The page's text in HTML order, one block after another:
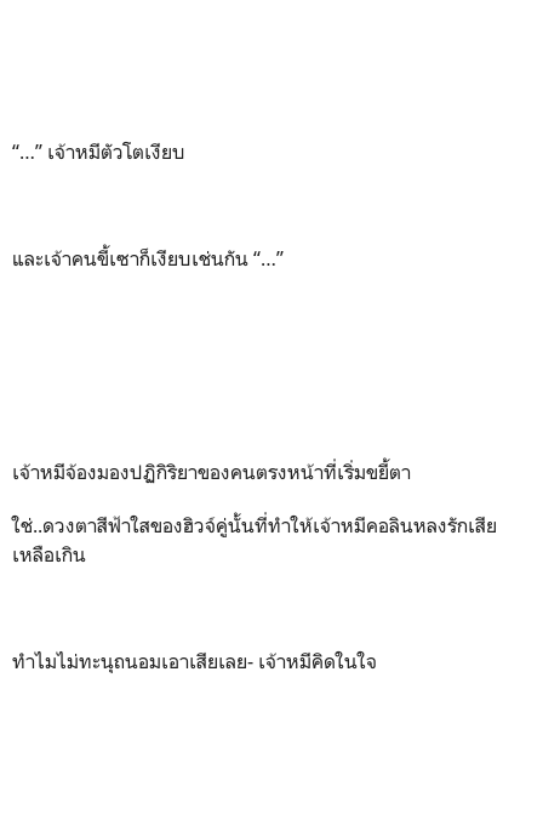
“…” เจ้าหมีตัวโตเงียบ
และเจ้าคนขี้เซาก็เงียบเช่นกัน “…”
เจ้าหมีจ้องมองปฏิกิริยาของคนตรงหน้าที่เริ่มขยี้ตา
ใช่..ดวงตาสีฟ้าใสของฮิวจ์คู่นั้นที่ทำให้เจ้าหมีคอลินหลงรักเสีย
เหลือเกิน
ทำไมไม่ทะนุถนอมเอาเสียเลย- เจ้าหมีคิดในใจ